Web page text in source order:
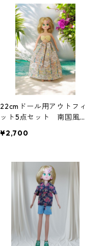
22cmドール用アウトフィ
ット5点セット 南国風・
¥2,700